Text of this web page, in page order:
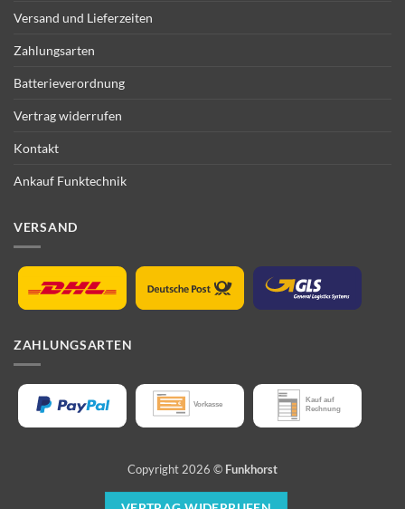
Versand und Lieferzeiten
Zahlungsarten
Batterieverordnung
Vertrag widerrufen
Kontakt
Ankauf Funktechnik
VERSAND
ZAHLUNGSARTEN
Copyright 2026 © Funkhorst